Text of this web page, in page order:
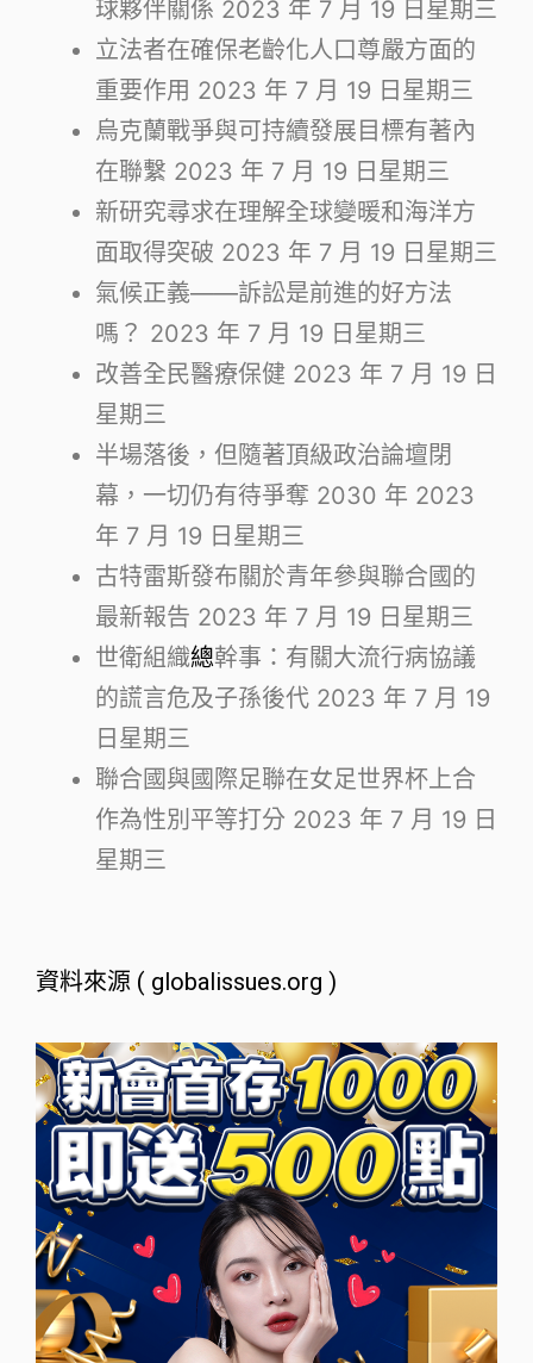
球夥伴關係 2023 年 7 月 19 日星期三
立法者在確保老齡化人口尊嚴方面的
重要作用 2023 年 7 月 19 日星期三
烏克蘭戰爭與可持續發展目標有著內
在聯繫 2023 年 7 月 19 日星期三
新研究尋求在理解全球變暖和海洋方
面取得突破 2023 年 7 月 19 日星期三
氣候正義——訴訟是前進的好方法
嗎？ 2023 年 7 月 19 日星期三
改善全民醫療保健 2023 年 7 月 19 日
星期三
半場落後，但隨著頂級政治論壇閉
幕，一切仍有待爭奪 2030 年 2023
年 7 月 19 日星期三
古特雷斯發布關於青年參與聯合國的
最新報告 2023 年 7 月 19 日星期三
世衛組織總幹事：有關大流行病協議
的謊言危及子孫後代 2023 年 7 月 19
日星期三
聯合國與國際足聯在女足世界杯上合
作為性別平等打分 2023 年 7 月 19 日
星期三
資料來源 ( globalissues.org )